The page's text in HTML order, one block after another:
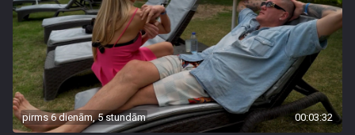
pirms 6 dienām, 5 stundām 00:03:32